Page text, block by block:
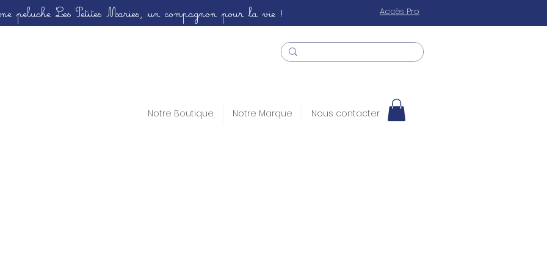
peluche Les Petites Maries, un compagnon pour la vie ! Accès Pro
Notre Boutique Notre Marque Nous contacter